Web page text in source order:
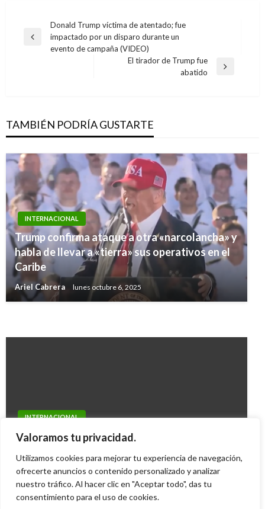
Valoramos tu privacidad.
Utilizamos cookies para mejorar tu experiencia de navegación,
ofrecerte anuncios o contenido personalizado y analizar
nuestro tráfico. Al hacer clic en "Aceptar todo", das tu
consentimiento para el uso de cookies.
Navegación
de
Entrada
Donald Trump víctima de atentado; fue
impactado por un disparo durante un
evento de campaña (VIDEO)
El tirador de Trump fue
abatido
TAMBIÉN PODRÍA GUSTARTE
INTERNACIONAL
Trump confirma ataque a otra «narcolancha» y
habla de llevar a «tierra» sus operativos en el
Caribe
Ariel Cabrera lunes octubre 6, 2025
INTERNACIONAL
NBC informó que murió el hijo de Osama bin
Laden, líder clave de Al Qaeda
Manuel Reyes Beltran miércoles julio 31, 2019
INTERNACIONAL
ONU respalda la dictadura de Maduro
INTERNACIONAL
Haití y la unión Latinoamérica-Caribe centran
Iván Briceño lunes febrero 22, 2010